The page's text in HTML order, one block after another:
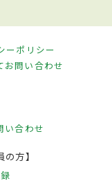
ーポリシー
お問い合わせ
い合わせ
方】